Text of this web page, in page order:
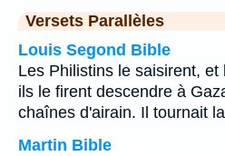
Versets Parallèles
Louis Segond Bible
Les Philistins le saisirent,
ils le firent descendre à
chaînes d'airain. Il tournait
Martin Bible